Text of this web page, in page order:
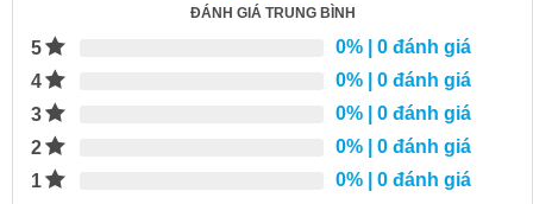
ĐÁNH GIÁ TRUNG BÌNH
5 0% | 0 đánh giá
4
0% | 0 đánh giá
3
0% | 0 đánh giá
2
0% | 0 đánh giá
1
0% | 0 đánh giá